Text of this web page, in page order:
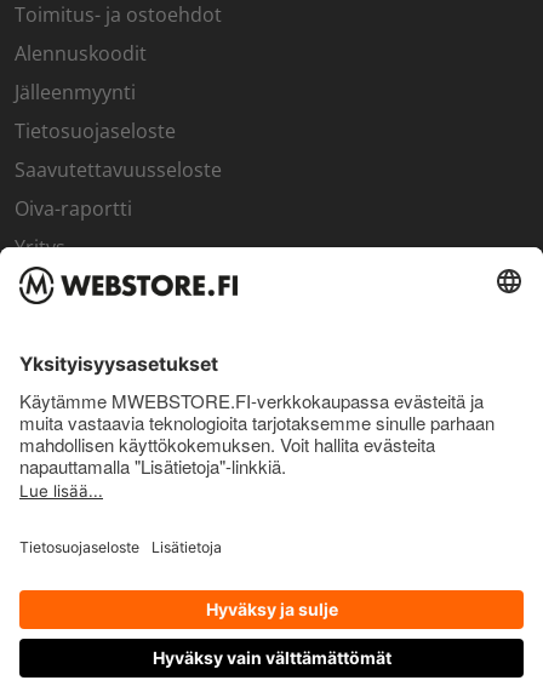
Toimitus- ja ostoehdot
Alennuskoodit
Jälleenmyynti
Tietosuojaseloste
Saavutettavuusseloste
Oiva-raportti
Yritys
SISÄPIIRI
Sisäpiirin bonusohjelma
Uutiskirje
Uutiset ja artikkelit
© Pro Nutrition Finland Oy. 2026. Kaikki oikeudet pidätetään.
OTA YHTEYTTÄ